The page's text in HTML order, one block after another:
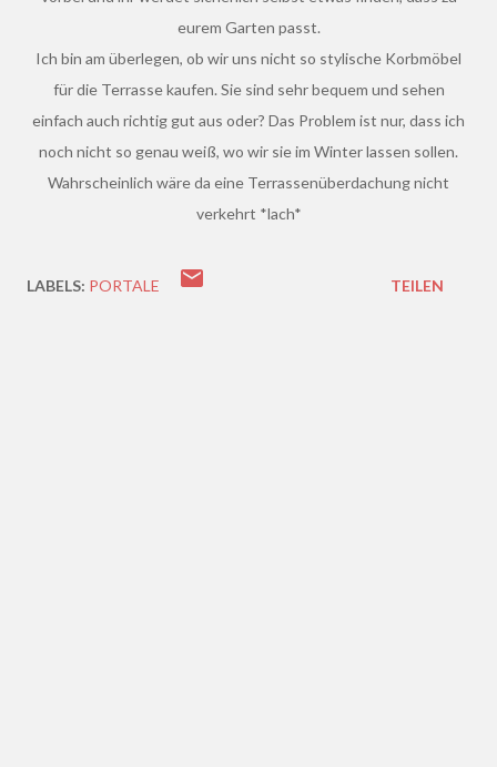
eurem Garten passt.
Ich bin am überlegen, ob wir uns nicht so stylische Korbmöbel
für die Terrasse kaufen. Sie sind sehr bequem und sehen
einfach auch richtig gut aus oder? Das Problem ist nur, dass ich
noch nicht so genau weiß, wo wir sie im Winter lassen sollen.
Wahrscheinlich wäre da eine Terrassenüberdachung nicht
verkehrt *lach*
LABELS: PORTALE TEILEN